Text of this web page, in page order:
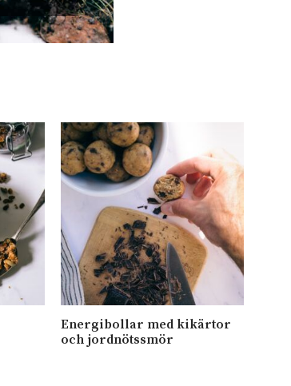
Energibollar med kikärtor
och jordnötssmör